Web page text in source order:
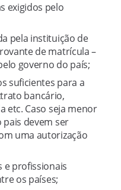
exigidos pelo
pela instituição de
de matrícula –
governo do país;
suficientes para a
bancário,
etc. Caso seja menor
devem ser
uma autorização
e profissionais
os países;